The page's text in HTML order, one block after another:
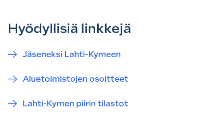
Hyödyllisiä linkkejä
Jäseneksi Lahti-Kymeen
Aluetoimistojen osoitteet
Lahti-Kymen piirin tilastot